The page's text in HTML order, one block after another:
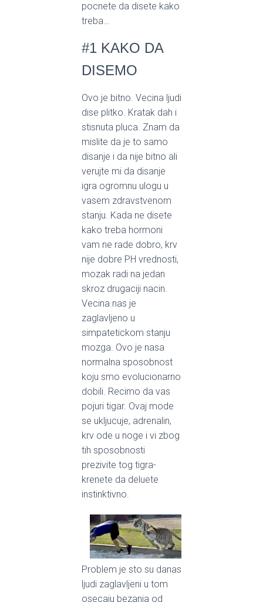
pocnete da disete kako
treba…
#1 KAKO DA
DISEMO
Ovo je bitno. Vecina ljudi
dise plitko. Kratak dah i
stisnuta pluca. Znam da
mislite da je to samo
disanje i da nije bitno ali
verujte mi da disanje
igra ogromnu ulogu u
vasem zdravstvenom
stanju. Kada ne disete
kako treba hormoni
vam ne rade dobro, krv
nije dobre PH vrednosti,
mozak radi na jedan
skroz drugaciji nacin.
Vecina nas je
zaglavljeno u
simpatetickom stanju
mozga. Ovo je nasa
normalna sposobnost
koju smo evolucionarno
dobili. Recimo da vas
pojuri tigar. Ovaj mode
se ukljucuje, adrenalin,
krv ode u noge i vi zbog
tih sposobnosti
prezivite tog tigra-
krenete da deluete
instinktivno.
Problem je sto su danas
ljudi zaglavljeni u tom
osecaju bezanja od